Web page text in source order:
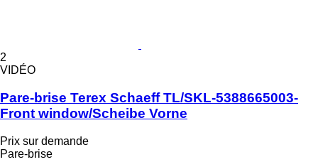
2
VIDÉO
Pare-brise Terex Schaeff TL/SKL-5388665003-
Front window/Scheibe Vorne
Prix sur demande
Pare-brise